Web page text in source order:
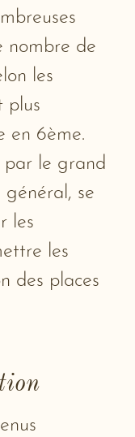
nombre de
les
plus
en 6ème.
par le grand
général, se
les
les
des places